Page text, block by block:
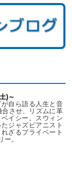
)～
自ら語る人生と音
させ、リズムに革
イシー。スウィン
ジャズピアニスト
ざるプライベート
ー。